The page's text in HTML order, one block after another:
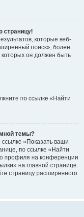
страницу!
которые веб-
поиск», более
он должен быть
по ссылке «Найти
темы?
«Показать ваши
по ссылке «Найти
профиля на конференции
на главной странице.
страницу расширенного